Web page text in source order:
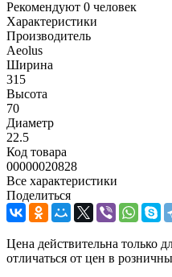
Рекомендуют 0 человек
Характеристики
Производитель
Aeolus
Ширина
315
Высота
70
Диаметр
22.5
Код товара
00000020828
Все характеристики
Поделиться
Цена действительна только
отличаться от цен в